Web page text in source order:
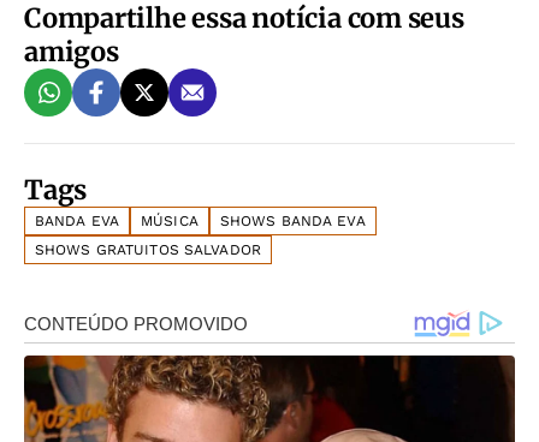
Compartilhe essa notícia com seus
amigos
Tags
BANDA EVA MÚSICA
SHOWS BANDA EVA
SHOWS GRATUITOS SALVADOR